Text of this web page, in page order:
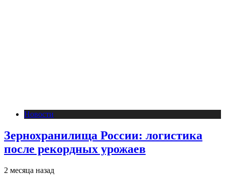
Новости
Зернохранилища России: логистика
после рекордных урожаев
2 месяца назад